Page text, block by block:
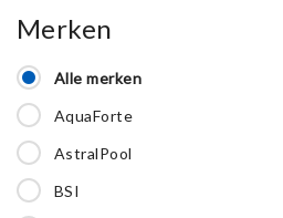
Merken
Alle merken
AquaForte
AstralPool
BSI